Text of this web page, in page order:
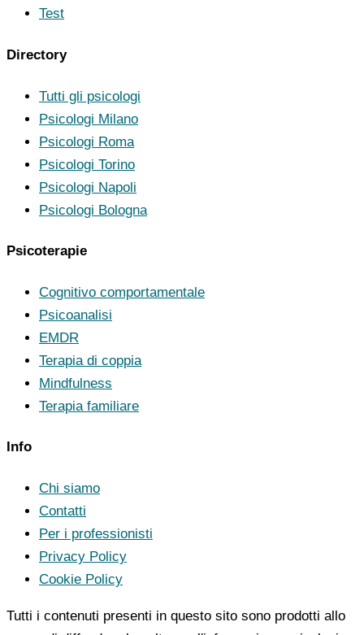
Test
Directory
Tutti gli psicologi
Psicologi Milano
Psicologi Roma
Psicologi Torino
Psicologi Napoli
Psicologi Bologna
Psicoterapie
Cognitivo comportamentale
Psicoanalisi
EMDR
Terapia di coppia
Mindfulness
Terapia familiare
Info
Chi siamo
Contatti
Per i professionisti
Privacy Policy
Cookie Policy
Tutti i contenuti presenti in questo sito sono prodotti allo